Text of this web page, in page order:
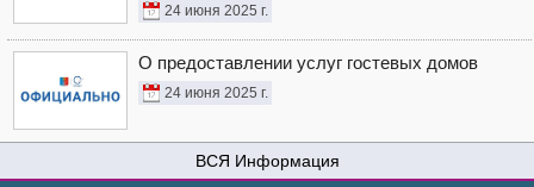
24 июня 2025 г.
О предоставлении услуг гостевых домов
24 июня 2025 г.
Информация